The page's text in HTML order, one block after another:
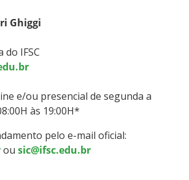
Ghiggi
IFSC
e/ou presencial de segunda a
às 19:00H*
pelo e-mail oficial:
ou sic@ifsc.edu.br